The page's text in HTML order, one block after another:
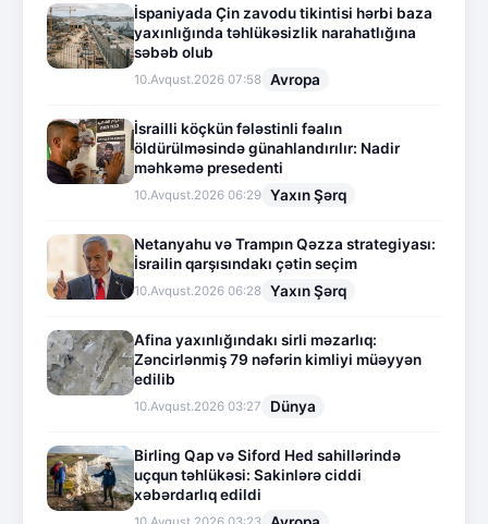
İspaniyada Çin zavodu tikintisi hərbi baza
yaxınlığında təhlükəsizlik narahatlığına
səbəb olub
10.Avqust.2026 07:58 Avropa
İsrailli köçkün fələstinli fəalın
öldürülməsində günahlandırılır: Nadir
məhkəmə presedenti
10.Avqust.2026 06:29 Yaxın Şərq
Netanyahu və Trampın Qəzza strategiyası:
İsrailin qarşısındakı çətin seçim
10.Avqust.2026 06:28 Yaxın Şərq
Afina yaxınlığındakı sirli məzarlıq:
Zəncirlənmiş 79 nəfərin kimliyi müəyyən
edilib
10.Avqust.2026 03:27 Dünya
Birling Qap və Siford Hed sahillərində
uçqun təhlükəsi: Sakinlərə ciddi
xəbərdarlıq edildi